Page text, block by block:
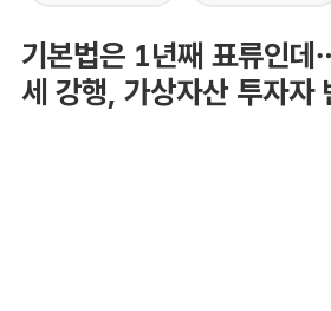
기본법은 1년째 표류인
세 강행, 가상자산 투자자